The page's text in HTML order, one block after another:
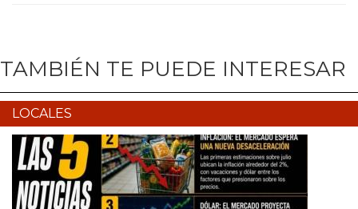
TAMBIÉN TE PUEDE INTERESAR
LOCALES